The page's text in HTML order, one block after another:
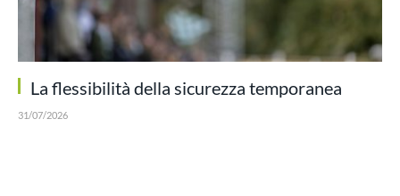
La flessibilità della sicurezza temporanea
31/07/2026